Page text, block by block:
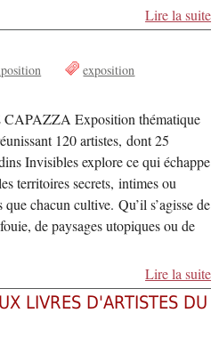
Lire la suite
exposition
Exposition thématique
120 artistes, dont 25
Invisibles explore ce qui échappe
territoires secrets, intimes ou
chacun cultive. Qu’il s’agisse de
de paysages utopiques ou de
Lire la suite
LIVRES D'ARTISTES DU